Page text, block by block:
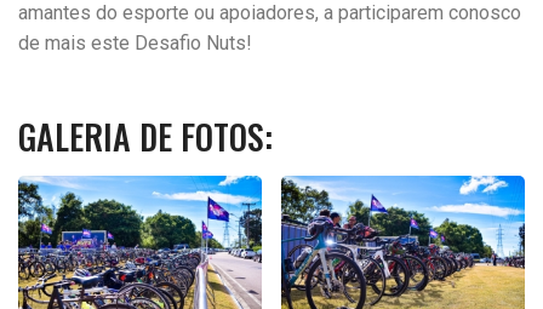
amantes do esporte ou apoiadores, a participarem conosco
de mais este Desafio Nuts!
GALERIA DE FOTOS: